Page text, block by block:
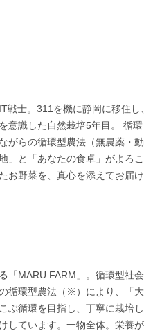
戦士。311を機に静岡に移住し、
意識した自然栽培5年目。 循環
がらの循環型農法（無農薬・動
」と「あなたの食卓」がよろこ
お野菜を、真心を添えてお届け
「MARU FARM」。循環型社会
循環型農法（※）により、「大
ぶ循環を目指し、丁寧に栽培し
しています。一物全体。栄養が